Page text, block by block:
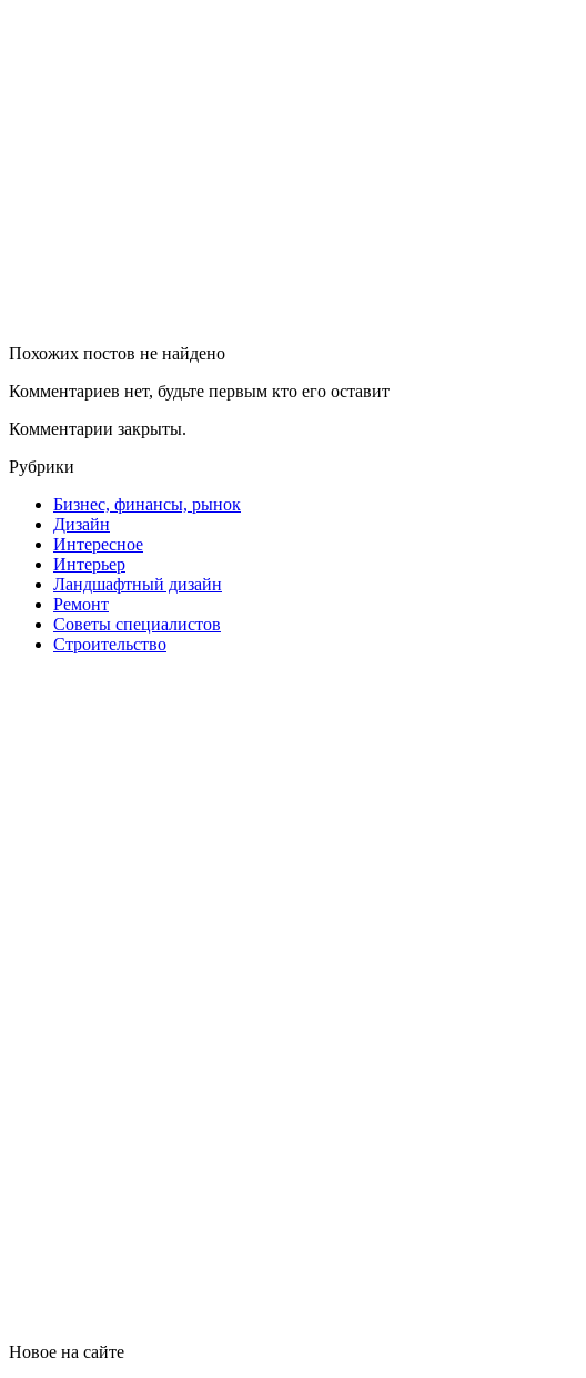
Похожих постов не найдено
Комментариев нет, будьте первым кто его оставит
Комментарии закрыты.
Рубрики
Бизнес, финансы, рынок
Дизайн
Интересное
Интерьер
Ландшафтный дизайн
Ремонт
Советы специалистов
Строительство
Новое на сайте